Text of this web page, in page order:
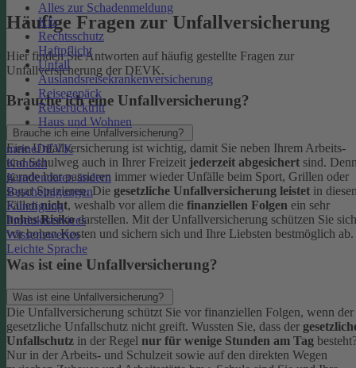
Alles zur Schadenmeldung
Kfz
Rechtsschutz
Haftpflicht
Unfall
Auslandsreisekrankenversicherung
Reisegepäck
Reiserücktritt
Haus und Wohnen
meineDEVK
Kontakt
Kundendaten ändern
Bescheinigungen
Kündigung
Produktservices
Wissenswertes
Leichte Sprache
Häufige Fragen zur Unfallversicherung
Hier finden Sie Antworten auf häufig gestellte Fragen zur
Unfallversicherung der DEVK.
Brauche ich eine Unfallversicherung?
Brauche ich eine Unfallversicherung?
Eine Unfallversicherung ist wichtig, damit Sie neben Ihrem Arbeits-
und Schulweg auch in Ihrer Freizeit jederzeit abgesichert sind.
gerade hier passieren immer wieder Unfälle beim Sport, Grillen oder
sogar Spazieren. Die gesetzliche Unfallversicherung leistet in
Fällennicht, weshalb vor allem die finanziellen Folgen ein sehr
hohes Risikodarstellen. Mit der Unfallversicherung schützen Sie sich
vor hohen Kosten und sichern sich und Ihre Liebsten bestmöglich ab.
Was ist eine Unfallversicherung?
Was ist eine Unfallversicherung?
Die Unfallversicherung schützt Sie vor finanziellen Folgen, wenn der
gesetzliche Unfallschutz nicht greift. Wussten Sie, dass der
Unfallschutz in der Regel nur für wenige Stunden am Tag
Nur in der Arbeits- und Schulzeit sowie auf den direkten Wegen